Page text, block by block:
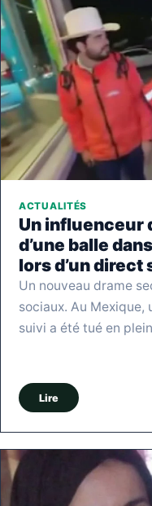
ACTUALITÉS
Un influenceur
d’une balle
lors d’un direct
Un nouveau drame
sociaux. Au
suivi a été tué en
Lire